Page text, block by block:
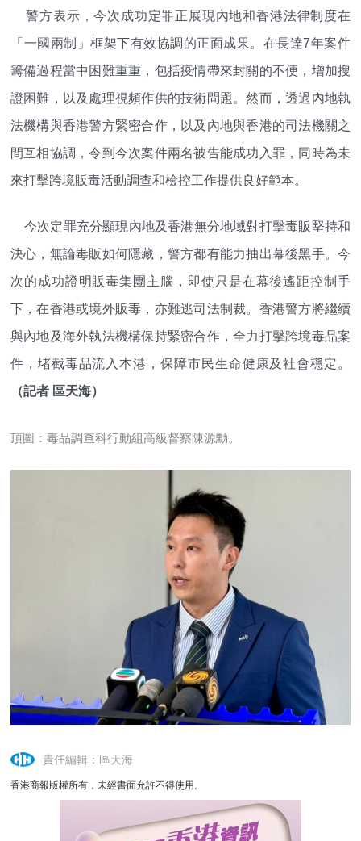
警方表示，今次成功定罪正展現內地和香港法律制度在
「一國兩制」框架下有效協調的正面成果。在長達7年案件
籌備過程當中困難重重，包括疫情帶來封關的不便，增加搜
證困難，以及處理視頻作供的技術問題。然而，透過內地執
法機構與香港警方緊密合作，以及內地與香港的司法機關之
間互相協調，令到今次案件兩名被告能成功入罪，同時為未
來打擊跨境販毒活動調查和檢控工作提供良好範本。
今次定罪充分顯現內地及香港無分地域對打擊毒販堅持和
決心，無論毒販如何隱藏，警方都有能力抽出幕後黑手。今
次的成功證明販毒集團主腦，即使只是在幕後遙距控制手
下，在香港或境外販毒，亦難逃司法制裁。香港警方將繼續
與內地及海外執法機構保持緊密合作，全力打擊跨境毒品案
件，堵截毒品流入本港，保障市民生命健康及社會穩定。
（記者 區天海）
頂圖：毒品調查科行動組高級督察陳源勳。
責任編輯：區天海
香港商報版權所有，未經書面允許不得使用。